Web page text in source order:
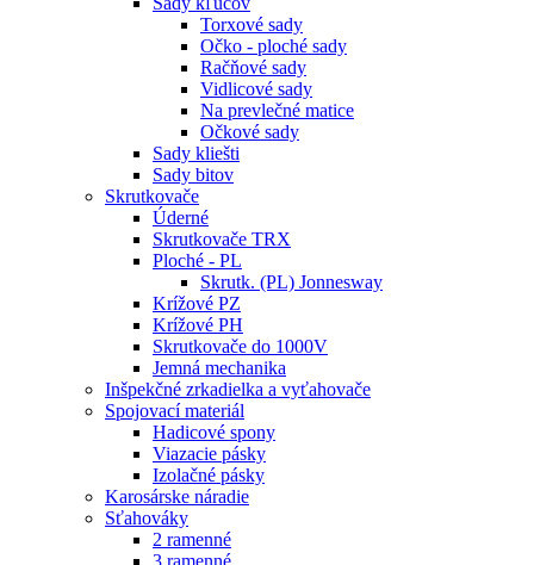
Torxové sady
Očko - ploché sady
Račňové sady
Vidlicové sady
Na prevlečné matice
Očkové sady
Sady kliešti
Sady bitov
Skrutkovače
Úderné
Skrutkovače TRX
Ploché - PL
Skrutk. (PL) Jonnesway
Krížové PZ
Krížové PH
Skrutkovače do 1000V
Jemná mechanika
Inšpekčné zrkadielka a vyťahovače
Spojovací materiál
Hadicové spony
Viazacie pásky
Izolačné pásky
Karosárske náradie
Sťahováky
2 ramenné